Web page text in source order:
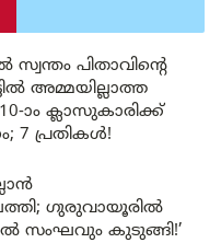
പിതാവിന്റെ
അമ്മയില്ലാത്ത
ാം ക്ലാസുകാരിക്ക്
7 പ്രതികൾ!
ഗുരുവായൂരിൽ
സംഘവും കുടുങ്ങി!’